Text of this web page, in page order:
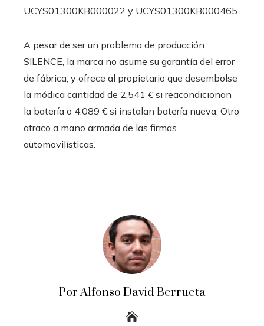
UCYS01300KB000022 y UCYS01300KB000465.
A pesar de ser un problema de producción
SILENCE, la marca no asume su garantía del error
de fábrica, y ofrece al propietario que desembolse
la módica cantidad de 2.541 € si reacondicionan
la batería o 4.089 € si instalan batería nueva. Otro
atraco a mano armada de las firmas
automovilísticas.
Por Alfonso David Berrueta